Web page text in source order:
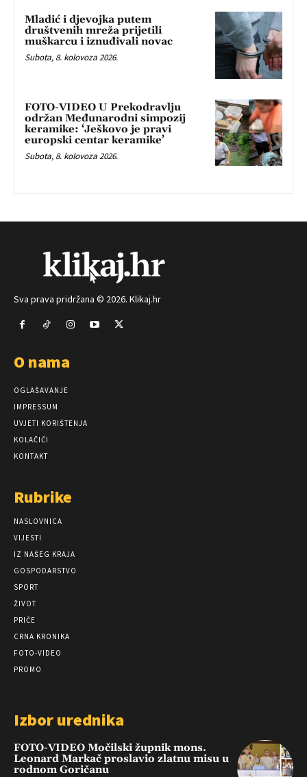
Mladić i djevojka putem
društvenih mreža prijetili
muškarcu i iznuđivali novac
Subota, 8. kolovoza 2026.
FOTO-VIDEO U Prekodravlju
održan Međunarodni simpozij
keramike: ‘Ješkovo je pravi
europski centar keramike’
Subota, 8. kolovoza 2026.
Sva prava pridržana © 2026. Klikaj.hr
O nama
OGLAŠAVANJE
IMPRESSUM
UVJETI KORIŠTENJA
KOLAČIĆI
KONTAKT
Rubrike
NASLOVNICA
VIJESTI
IZ NAŠEG KRAJA
GOSPODARSTVO
SPORT
ŽIVOT
PRIČE
CRNA KRONIKA
FOTO-VIDEO
PROMO
Izbor urednika
FOTO-VIDEO Močilski župnik mons.
Leonard Markač proslavio zlatnu misu u
rodnom Goričanu